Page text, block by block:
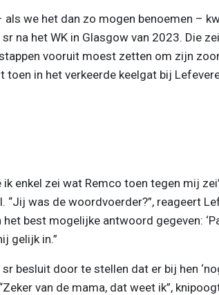
als we het dan zo mogen benoemen –
sr na het WK in Glasgow van 2023. Die
vooruit moest zetten om zijn
toen in het verkeerde keelgat bij
ik enkel zei wat Remco toen tegen mij
“Jij was de woordvoerder?”, reageert
best mogelijke antwoord gegeven:
gelijk in.”
sr besluit door te stellen dat er bij hen
van de mama, dat weet ik”,